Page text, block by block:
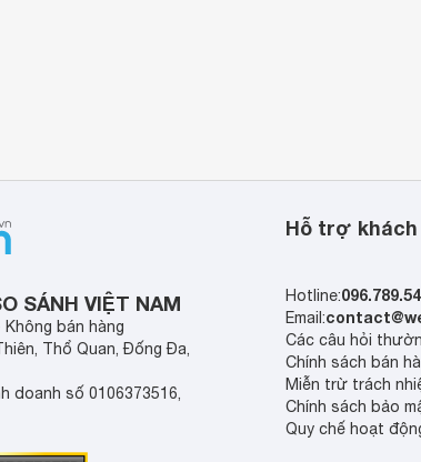
SÁNH VIỆT NAM
bán hàng
Thổ Quan, Đống Đa,
doanh số 0106373516,
Hỗ trợ khách
Hotline:
Email:
Các câu hỏi
Chính sách bán
Miễn trừ trách
Chính sách bảo
Quy chế hoạt